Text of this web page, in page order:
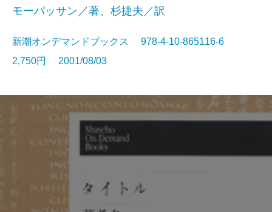
モーパッサン／著、杉捷夫／訳
新潮オンデマンドブックス 978-4-10-865116-6
2,750円 2001/08/03